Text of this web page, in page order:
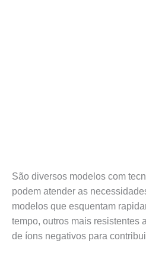
São diversos modelos com
podem atender as
modelos que esquentam
tempo, outros mais resistentes
de íons negativos para